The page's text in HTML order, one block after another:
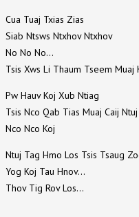
Cua Tuaj Txias Zias
Siab Ntsws Ntxhov Ntxhov
No No No…
Tsis Xws Li Thaum Tseem Muaj
Pw Hauv Koj Xub Ntiag
Tsis Nco Qab Tias Muaj Caij
Nco Nco Koj
Ntuj Tag Hmo Los Tsis Tsaug
Yog Koj Tau Hnov…
Thov Tig Rov Los…